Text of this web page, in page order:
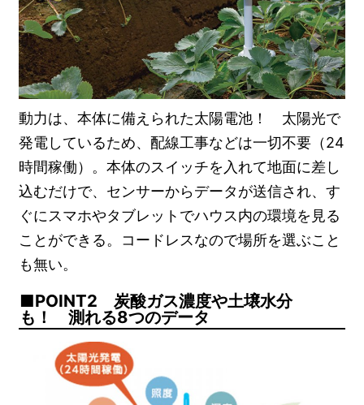
動力は、本体に備えられた太陽電池！ 太陽光で
発電しているため、配線工事などは一切不要（24
時間稼働）。本体のスイッチを入れて地面に差し
込むだけで、センサーからデータが送信され、す
ぐにスマホやタブレットでハウス内の環境を見る
ことができる。コードレスなので場所を選ぶこと
も無い。
POINT2 炭酸ガス濃度や土壌水分
も！ 測れる8つのデータ